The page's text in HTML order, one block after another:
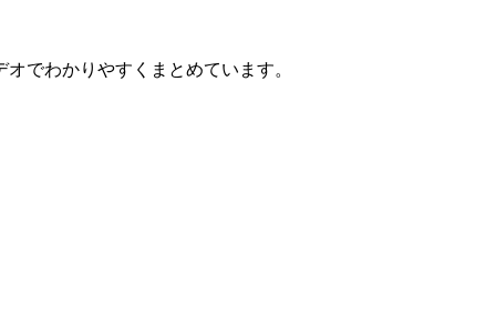
でわかりやすくまとめています。